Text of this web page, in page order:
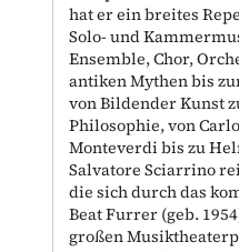
hat er ein breites
Solo- und
Ensemble, Chor,
antiken Mythen bis
von Bildender Kunst
Philosophie, von
Monteverdi bis zu
Salvatore Sciarrino
die sich durch das
Beat Furrer (geb.
großen